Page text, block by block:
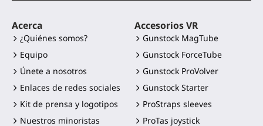
Acerca
¿Quiénes somos?
Equipo
Únete a nosotros
Enlaces de redes sociales
Kit de prensa y logotipos
Nuestros minoristas
Accesorios VR
Gunstock MagTube
Gunstock ForceTube
Gunstock ProVolver
Gunstock Starter
ProStraps sleeves
ProTas joystick